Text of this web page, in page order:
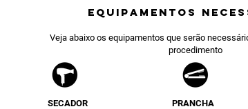
equipamentos
Veja abaixo os equipamentos que serão
procedimento
SECADOR PRANCHA